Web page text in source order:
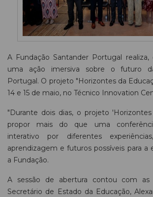
A Fundação Santander Portugal realiza,
uma ação imersiva sobre o futuro
Portugal. O projeto "Horizontes da
14 e 15 de maio, no Técnico Innovation
"Durante dois dias, o projeto
propor mais do que uma
interativo por diferentes
aprendizagem e futuros possíveis para a
a Fundação.
A sessão de abertura contou com as
Secretário de Estado da Educação,